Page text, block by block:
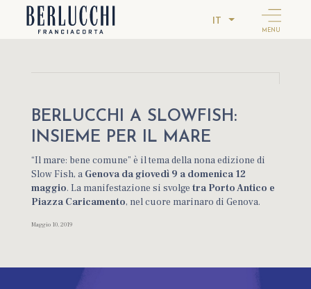
IT
MENU
BERLUCCHI A SLOWFISH:
INSIEME PER IL MARE
“Il mare: bene comune” è il tema della nona edizione di
Slow Fish, a Genova da giovedì 9 a domenica 12
maggio. La manifestazione si svolgetra Porto Antico e
Piazza Caricamento, nel cuore marinaro di Genova.
Maggio 10, 2019